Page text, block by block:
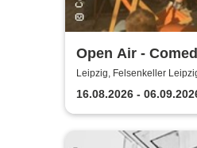
Open Air -
Shows |
Leipzig, Felsenkeller
16.08.2026 -